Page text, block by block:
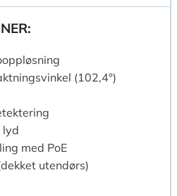
(102,4°)
lyd
med PoE
utendørs)